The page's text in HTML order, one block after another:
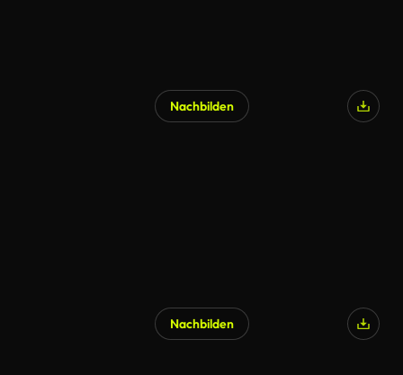
Nachbilden
Nachbilden